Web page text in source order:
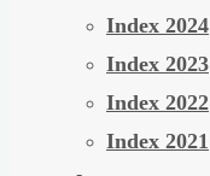
Index 2024
Index 2023
Index 2022
Index 2021